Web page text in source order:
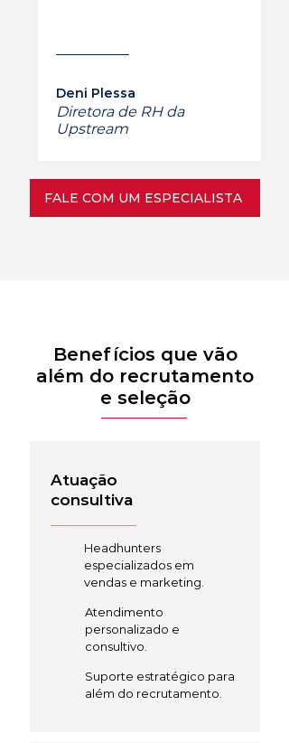
Deni Plessa
Diretora de RH da
Upstream
FALE COM UM ESPECIALISTA
Benefícios que vão
além do recrutamento
e seleção
Atuação
consultiva
Headhunters
especializados em
vendas e marketing.
Atendimento
personalizado e
consultivo.
Suporte estratégico para
além do recrutamento.